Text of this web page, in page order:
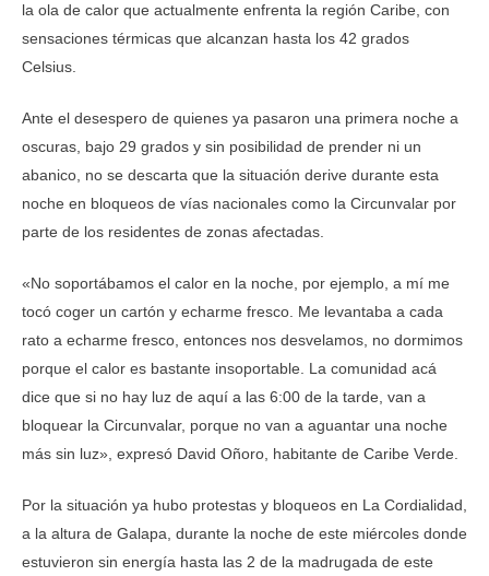
la ola de calor que actualmente enfrenta la región Caribe, con
sensaciones térmicas que alcanzan hasta los 42 grados
Celsius.
Ante el desespero de quienes ya pasaron una primera noche a
oscuras, bajo 29 grados y sin posibilidad de prender ni un
abanico, no se descarta que la situación derive durante esta
noche en bloqueos de vías nacionales como la Circunvalar por
parte de los residentes de zonas afectadas.
«No soportábamos el calor en la noche, por ejemplo, a mí me
tocó coger un cartón y echarme fresco. Me levantaba a cada
rato a echarme fresco, entonces nos desvelamos, no dormimos
porque el calor es bastante insoportable. La comunidad acá
dice que si no hay luz de aquí a las 6:00 de la tarde, van a
bloquear la Circunvalar, porque no van a aguantar una noche
más sin luz», expresó David Oñoro, habitante de Caribe Verde.
Por la situación ya hubo protestas y bloqueos en La Cordialidad,
a la altura de Galapa, durante la noche de este miércoles donde
estuvieron sin energía hasta las 2 de la madrugada de este